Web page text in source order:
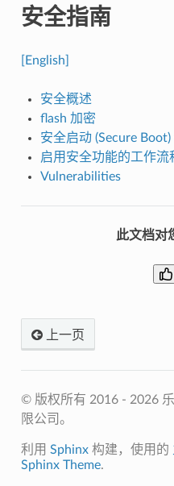
安全指南
[English]
安全概述
flash 加密
安全启动 (Secure Boot)
启用安全功能的工作流
Vulnerabilities
此文档对
上一页
© 版权所有 2016 - 2026
限公司。
利用 Sphinx构建，使用的
Sphinx Theme.